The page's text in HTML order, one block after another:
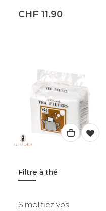
CHF 11.90
Filtre à thé
Simplifiez vos